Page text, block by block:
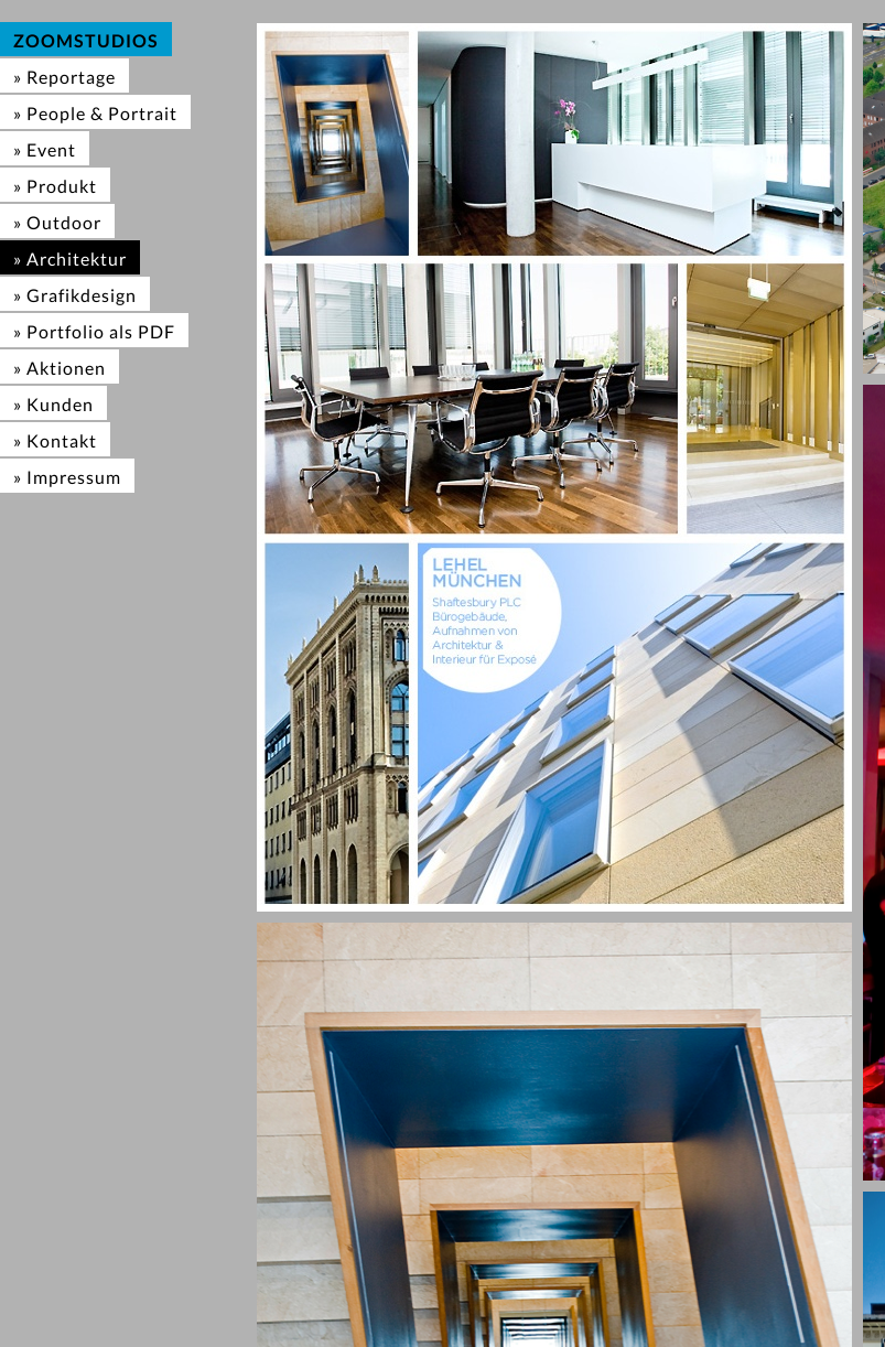
ZOOMSTUDIOS
» Reportage
» People & Portrait
» Event
» Produkt
» Outdoor
» Architektur
» Grafikdesign
» Portfolio als PDF
» Aktionen
» Kunden
» Kontakt
» Impressum